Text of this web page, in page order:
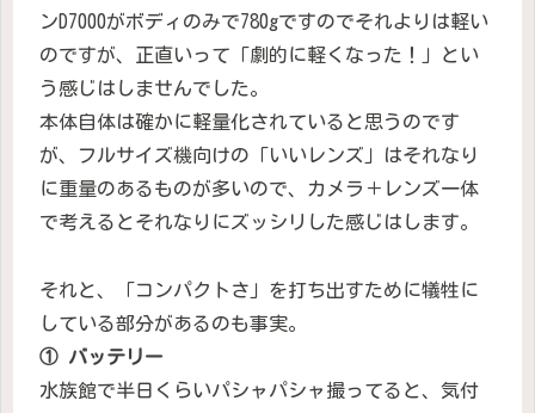
ンD7000がボディのみで780gですのでそれよりは軽い
のですが、正直いって「劇的に軽くなった！」とい
う感じはしませんでした。
本体自体は確かに軽量化されていると思うのです
が、フルサイズ機向けの「いいレンズ」はそれなり
に重量のあるものが多いので、カメラ＋レンズ一体
で考えるとそれなりにズッシリした感じはします。
それと、「コンパクトさ」を打ち出すために犠牲に
している部分があるのも事実。
① バッテリー
水族館で半日くらいパシャパシャ撮ってると、気付